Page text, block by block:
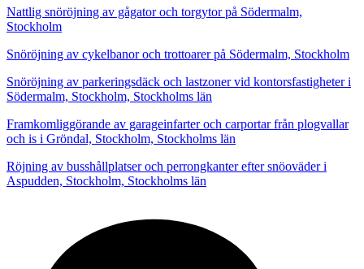
Nattlig snöröjning av gågator och torgytor på Södermalm,
Stockholm
Snöröjning av cykelbanor och trottoarer på Södermalm, Stockholm
Snöröjning av parkeringsdäck och lastzoner vid kontorsfastigheter i
Södermalm, Stockholm, Stockholms län
Framkomliggörande av garageinfarter och carportar från plogvallar
och is i Gröndal, Stockholm, Stockholms län
Röjning av busshållplatser och perrongkanter efter snöoväder i
Aspudden, Stockholm, Stockholms län